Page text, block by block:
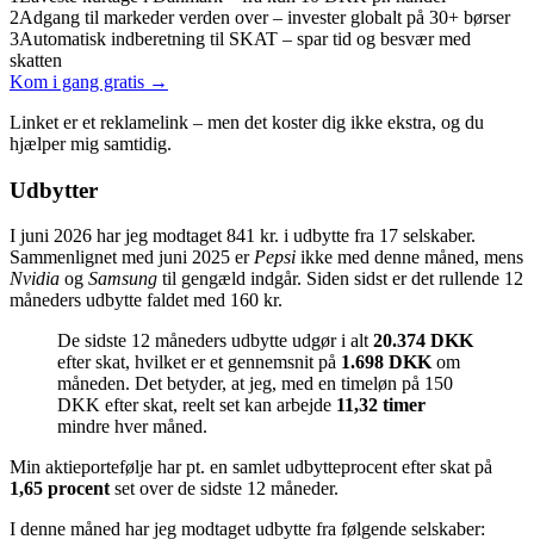
2Adgang til markeder verden over – invester globalt på 30+ børser
3Automatisk indberetning til SKAT – spar tid og besvær med
skatten
Kom i gang gratis →
Linket er et reklamelink – men det koster dig ikke ekstra, og du
hjælper mig samtidig.
Udbytter
I juni 2026 har jeg modtaget 841 kr. i udbytte fra 17 selskaber.
Sammenlignet med juni 2025 erPepsi ikke med denne måned, mens
Nvidia og Samsung til gengæld indgår. Siden sidst er det rullende 12
måneders udbytte faldet med 160 kr.
De sidste 12 måneders udbytte udgør i alt20.374 DKK
efter skat, hvilket er et gennemsnit på 1.698 DKKom
måneden. Det betyder, at jeg, med en timeløn på 150
DKK efter skat, reelt set kan arbejde 11,32 timer
mindre hver måned.
Min aktieportefølje har pt. en samlet udbytteprocent efter skat på
1,65 procentset over de sidste 12 måneder.
I denne måned har jeg modtaget udbytte fra følgende selskaber: